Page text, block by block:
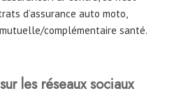
d’assurance auto moto,
complémentaire santé.
les réseaux sociaux